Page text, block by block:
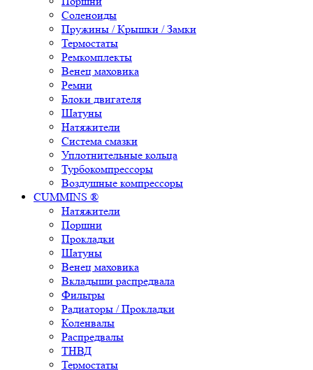
Соленоиды
Пружины / Крышки / Замки
Термостаты
Ремкомплекты
Венец маховика
Ремни
Блоки двигателя
Шатуны
Натяжители
Система смазки
Уплотнительные кольца
Турбокомпрессоры
Воздушные компрессоры
CUMMINS ®
Натяжители
Поршни
Прокладки
Шатуны
Венец маховика
Вкладыши распредвала
Фильтры
Радиаторы / Прокладки
Коленвалы
Распредвалы
ТНВД
Термостаты